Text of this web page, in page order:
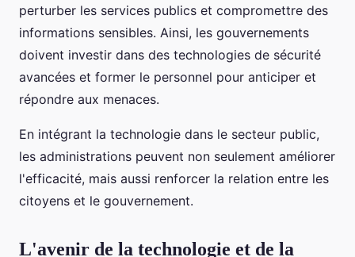
perturber les services publics et compromettre des
informations sensibles. Ainsi, les gouvernements
doivent investir dans des technologies de sécurité
avancées et former le personnel pour anticiper et
répondre aux menaces.
En intégrant la technologie dans le secteur public,
les administrations peuvent non seulement améliorer
l'efficacité, mais aussi renforcer la relation entre les
citoyens et le gouvernement.
L'avenir de la technologie et de la